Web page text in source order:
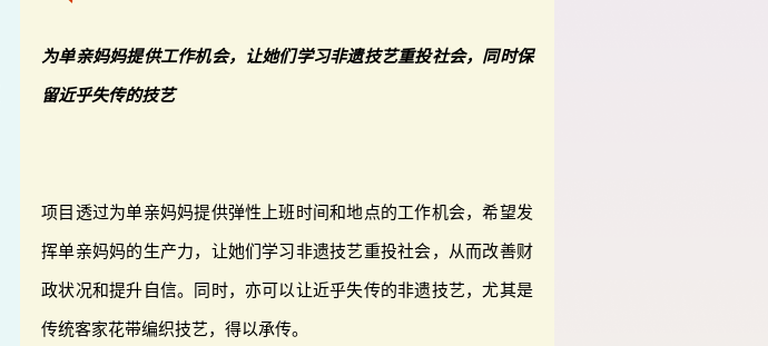
为单亲妈妈提供工作机会，让她们学习非遗技艺重投社会，同时保
留近乎失传的技艺
项目透过为单亲妈妈提供弹性上班时间和地点的工作机会，希望发
挥单亲妈妈的生产力，让她们学习非遗技艺重投社会，从而改善财
政状况和提升自信。同时，亦可以让近乎失传的非遗技艺，尤其是
传统客家花带编织技艺，得以承传。